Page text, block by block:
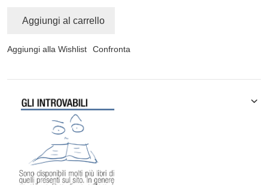
Aggiungi al carrello
Aggiungi alla Wishlist Confronta